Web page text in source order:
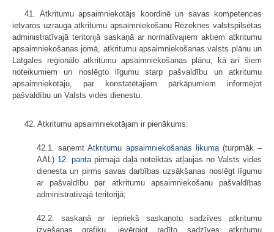
41. Atkritumu apsaimniekotājs koordinē un savas kompetences
ietvaros uzrauga atkritumu apsaimniekošanu Rēzeknes valstspilsētas
administratīvajā teritorijā saskaņā ar normatīvajiem aktiem atkritumu
apsaimniekošanas jomā, atkritumu apsaimniekošanas valsts plānu un
Latgales reģionālo atkritumu apsaimniekošanas plānu, kā arī šiem
noteikumiem un noslēgto līgumu starp pašvaldību un atkritumu
apsaimniekotāju, par konstatētajiem pārkāpumiem informējot
pašvaldību un Valsts vides dienestu.
42. Atkritumu apsaimniekotājam ir pienākums:
42.1. saņemtAtkritumu apsaimniekošanas likuma(turpmāk –
AAL) 12. pantapirmajā daļā noteiktās atļaujas no Valsts vides
dienesta un pirms savas darbības uzsākšanas noslēgt līgumu
ar pašvaldību par atkritumu apsaimniekošanu pašvaldības
administratīvajā teritorijā;
42.2. saskaņā ar iepriekš saskaņotu sadzīves atkritumu
izvešanas grafiku, ievērojot radīto sadzīves atkritumu